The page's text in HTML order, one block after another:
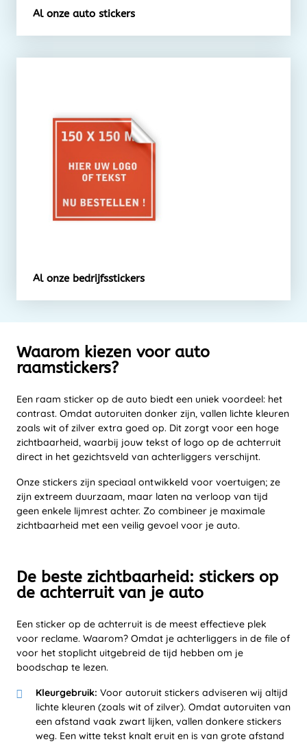
Al onze auto stickers
Al onze bedrijfsstickers
Waarom kiezen voor auto
raamstickers?
Een raam sticker op de auto biedt een uniek voordeel: het
contrast. Omdat autoruiten donker zijn, vallen lichte kleuren
zoals wit of zilver extra goed op. Dit zorgt voor een hoge
zichtbaarheid, waarbij jouw tekst of logo op de achterruit
direct in het gezichtsveld van achterliggers verschijnt.
Onze stickers zijn speciaal ontwikkeld voor voertuigen; ze
zijn extreem duurzaam, maar laten na verloop van tijd
geen enkele lijmrest achter. Zo combineer je maximale
zichtbaarheid met een veilig gevoel voor je auto.
De beste zichtbaarheid: stickers op
de achterruit van je auto
Een sticker op de achterruit is de meest effectieve plek
voor reclame. Waarom? Omdat je achterliggers in de file of
voor het stoplicht uitgebreid de tijd hebben om je
boodschap te lezen.
Kleurgebruik: Voor autoruit stickers adviseren wij altijd
lichte kleuren (zoals wit of zilver). Omdat autoruiten van
een afstand vaak zwart lijken, vallen donkere stickers
weg. Een witte tekst knalt eruit en is van grote afstand